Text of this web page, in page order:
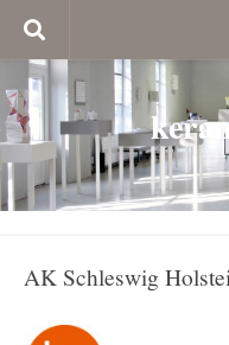
AK Schleswig